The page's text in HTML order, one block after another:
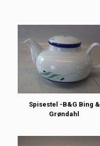
Spisestel -B&G Bing &
Grøndahl